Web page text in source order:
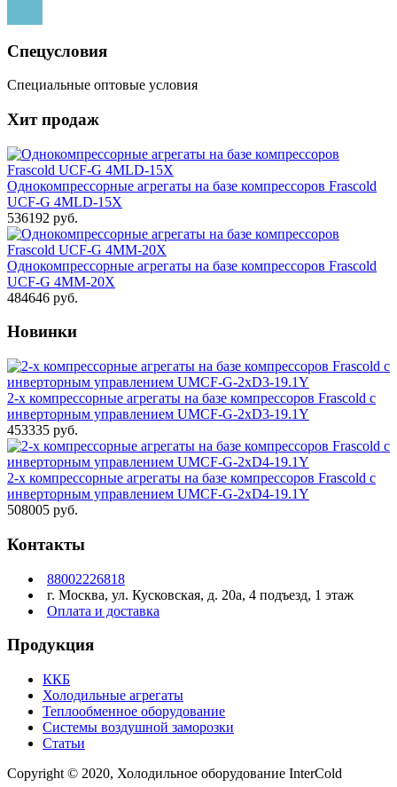
Спецусловия
Специальные оптовые условия
Хит продаж
Однокомпрессорные агрегаты на базе компрессоров Frascold
UCF-G 4MLD-15X
536192 руб.
Однокомпрессорные агрегаты на базе компрессоров Frascold
UCF-G 4MM-20X
484646 руб.
Новинки
2-х компрессорные агрегаты на базе компрессоров Frascold с
инверторным управлением UMCF-G-2xD3-19.1Y
453335 руб.
2-х компрессорные агрегаты на базе компрессоров Frascold с
инверторным управлением UMCF-G-2xD4-19.1Y
508005 руб.
Контакты
88002226818
г. Москва, ул. Кусковская, д. 20а, 4 подъезд, 1 этаж
Оплата и доставка
Продукция
ККБ
Холодильные агрегаты
Теплообменное оборудование
Системы воздушной заморозки
Статьи
Copyright © 2020, Холодильное оборудование InterCold